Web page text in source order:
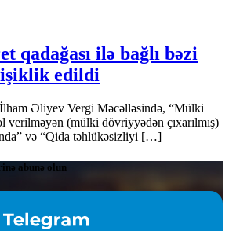
qadağası ilə bağlı bəzi
edildi
Əliyev Vergi Məcəlləsində, “Mülki
verilməyən (mülki dövriyyədən çıxarılmış)
və “Qida təhlükəsizliyi […]
abunə olun